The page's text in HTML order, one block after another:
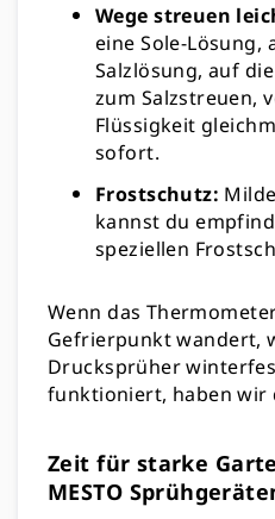
Wege streuen
eine Sole-Lösung,
Salzlösung, auf
zum Salzstreuen,
Flüssigkeit
sofort.
Frostschutz:
kannst du
speziellen
Wenn das
Gefrierpunkt wandert,
Drucksprüher
funktioniert, haben wir
Zeit für starke
MESTO